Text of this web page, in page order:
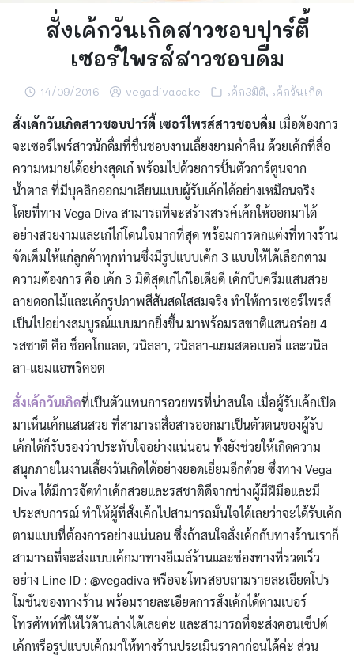
สั่งเค้กวันเกิดสาวชอบปาร์ตี้
เซอร์ไพรส์สาวชอบดื่ม
14/09/2016 vegadivacake เค้ก3มิติ, เค้กวันเกิด
สั่งเค้กวันเกิดสาวชอบปาร์ตี้ เซอร์ไพรส์สาวชอบดื่ม เมื่อต้องการ
จะเซอร์ไพร์สาวนักดื่มที่ชื่นชอบงานเลี้ยงยามค่ำคืน ด้วยเค้กที่สื่อ
ความหมายได้อย่างสุดเก๋ พร้อมไปด้วยการปั้นตัวการ์ตูนจาก
น้ำตาล ที่มีบุคลิกออกมาเลียนแบบผู้รับเค้กได้อย่างเหมือนจริง
โดยที่ทาง Vega Diva สามารถที่จะสร้างสรรค์เค้กให้ออกมาได้
อย่างสวยงามและเก๋ไก๋โดนใจมากที่สุด พร้อมการตกแต่งที่ทางร้าน
จัดเต็มให้แก่ลูกค้าทุกท่านซึ่งมีรูปแบบเค้ก 3 แบบให้ได้เลือกตาม
ความต้องการ คือ เค้ก 3 มิติสุดเก๋ไก๋ไอเดียดี เค้กบีบครีมแสนสวย
ลายดอกไม้และเค้กรูปภาพสีสันสดใสสมจริง ทำให้การเซอร์ไพรส์
เป็นไปอย่างสมบูรณ์แบบมากยิ่งขึ้น มาพร้อมรสชาติแสนอร่อย 4
รสชาติ คือ ช็อคโกแลต, วนิลลา, วนิลลา-แยมสตอเบอรี่ และวนิล
ลา-แยมแอพริคอต
สั่งเค้กวันเกิดที่เป็นตัวแทนการอวยพรที่น่าสนใจ เมื่อผู้รับเค้กเปิด
มาเห็นเค้กแสนสวย ที่สามารถสื่อสารออกมาเป็นตัวตนของผู้รับ
เค้กได้ก็รับรองว่าประทับใจอย่างแน่นอน ทั้งยังช่วยให้เกิดความ
สนุกภายในงานเลี้ยงวันเกิดได้อย่างยอดเยี่ยมอีกด้วย ซึ่งทาง Vega
Diva ได้มีการจัดทำเค้กสวยและรสชาติดีจากช่างผู้มีฝีมือและมี
ประสบการณ์ ทำให้ผู้ที่สั่งเค้กไปสามารถมั่นใจได้เลยว่าจะได้รับเค้ก
ตามแบบที่ต้องการอย่างแน่นอน ซึ่งถ้าสนใจสั่งเค้กกับทางร้านเราก็
สามารถที่จะส่งแบบเค้กมาทางอีเมล์ร้านและช่องทางที่รวดเร็ว
อย่าง Line ID : @vegadiva หรือจะโทรสอบถามรายละเอียดโปร
โมชั่นของทางร้าน พร้อมรายละเอียดการสั่งเค้กได้ตามเบอร์
โทรศัพท์ที่ให้ไว้ด้านล่างได้เลยค่ะ และสามารถที่จะส่งคอนเซ็ปต์
เค้กหรือรูปแบบเค้กมาให้ทางร้านประเมินราคาก่อนได้ค่ะ ส่วน